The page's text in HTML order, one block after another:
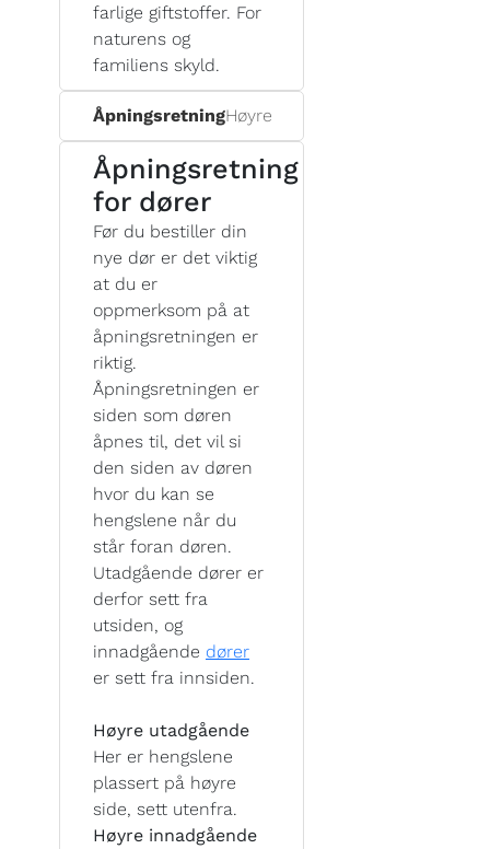
farlige giftstoffer. For
naturens og
familiens skyld.
ÅpningsretningHøyre
Åpningsretning
for dører
Før du bestiller din
nye dør er det viktig
at du er
oppmerksom på at
åpningsretningen er
riktig.
Åpningsretningen er
siden som døren
åpnes til, det vil si
den siden av døren
hvor du kan se
hengslene når du
står foran døren.
Utadgående dører er
derfor sett fra
utsiden, og
innadgående dører
er sett fra innsiden.
Høyre utadgående
Her er hengslene
plassert på høyre
side, sett utenfra.
Høyre innadgående